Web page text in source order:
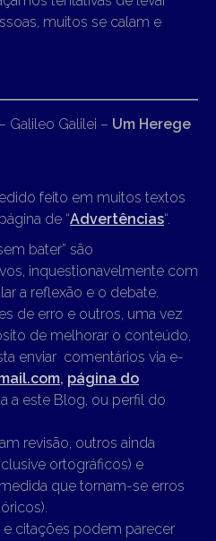
muitos se calam e
Galileo Galilei – Um Herege
feito em muitos textos
de “Advertências“.
bater” são
inquestionavelmente com
a reflexão e o debate.
de erro e outros, uma vez
de melhorar o conteúdo,
enviar comentários via e-
, página do
a este Blog, ou perfil do
revisão, outros ainda
ortográficos) e
que tornam-se erros
citações podem parecer